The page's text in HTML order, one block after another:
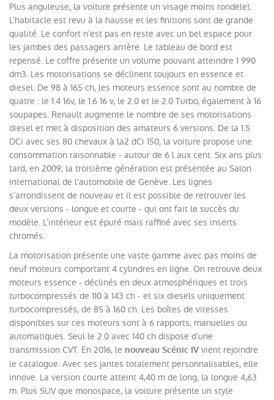
Plus anguleuse, la voiture présente un visage moins rondelet.
L’habitacle est revu à la hausse et les finitions sont de grande
qualité. Le confort n’est pas en reste avec un bel espace pour
les jambes des passagers arrière. Le tableau de bord est
repensé. Le coffre présente un volume pouvant atteindre 1 990
dm3. Les motorisations se déclinent toujours en essence et
diesel. De 98 à 165 ch, les moteurs essence sont au nombre de
quatre : le 1.4 16v, le 1.6 16 v, le 2.0 et le 2.0 Turbo, également à 16
soupapes. Renault augmente le nombre de ses motorisations
diesel et met à disposition des amateurs 6 versions. De la 1.5
DCi avec ses 80 chevaux à la2 dCi 150, la voiture propose une
consommation raisonnable - autour de 6 l aux cent. Six ans plus
tard, en 2009, la troisième génération est présentée au Salon
international de l'automobile de Genève. Les lignes
s’arrondissent de nouveau et il est possible de retrouver les
deux versions - longue et courte - qui ont fait le succès du
modèle. L’intérieur est épuré mais raffiné avec ses inserts
chromés.
La motorisation présente une vaste gamme avec pas moins de
neuf moteurs comportant 4 cylindres en ligne. On retrouve deux
moteurs essence - déclinés en deux atmosphériques et trois
turbocompressés de 110 à 143 ch - et six diesels uniquement
turbocompressés, de 85 à 160 ch. Les boîtes de vitesses
disponibles sur ces moteurs sont à 6 rapports, manuelles ou
automatiques. Seul le 2.0 avec 140 ch dispose d’une
transmission CVT. En 2016, le nouveau Scénic IV vient rejoindre
le catalogue. Avec ses jantes totalement personnalisables, elle
innove. La version courte atteint 4,40 m de long, la longue 4,63
m. Plus SUV que monospace, la voiture présente un style